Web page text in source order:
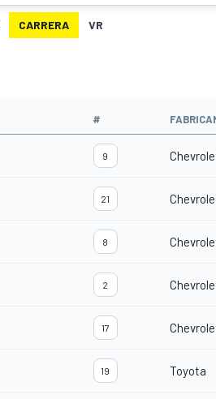
CARRERA VR
#
9
21
8
2
17
19 Toyota